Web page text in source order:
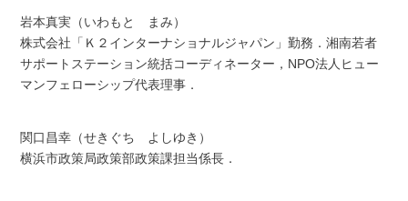
岩本真実（いわもと まみ）
株式会社「Ｋ２インターナショナルジャパン」勤務．湘南若者
サポートステーション統括コーディネーター，NPO法人ヒュー
マンフェローシップ代表理事．
関口昌幸（せきぐち よしゆき）
横浜市政策局政策部政策課担当係長．